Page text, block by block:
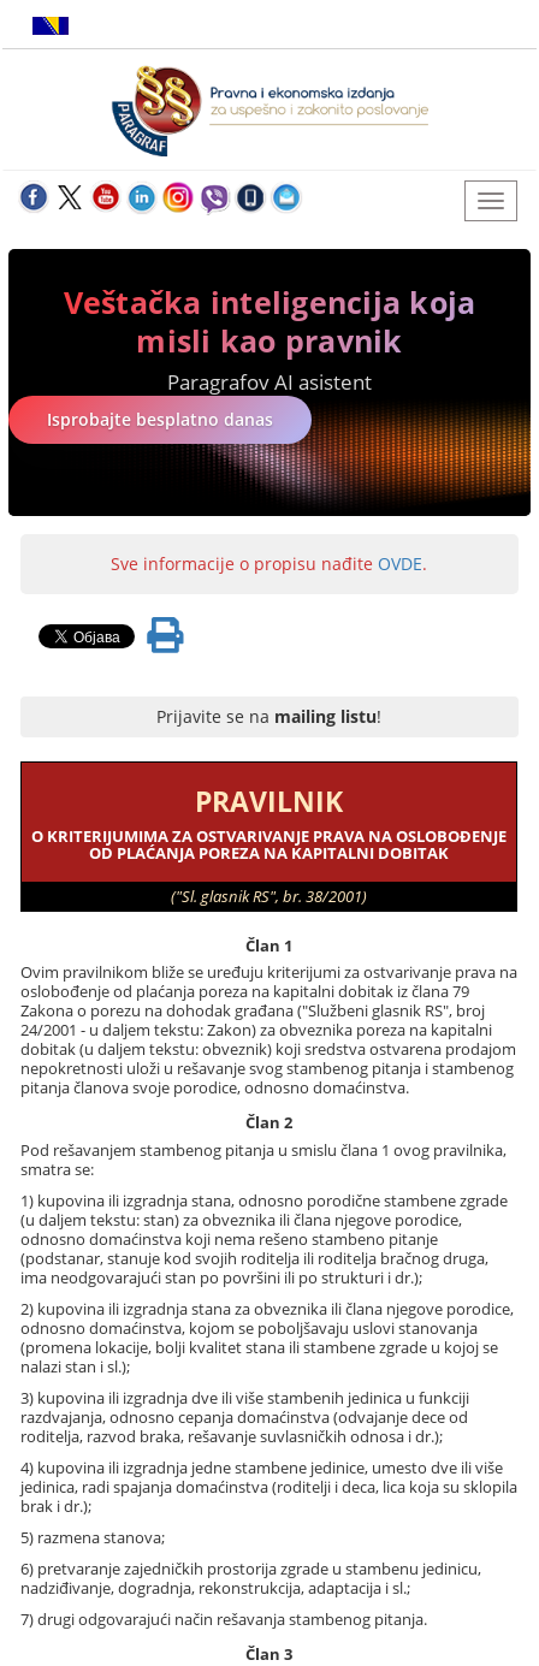
Veštačka inteligencija koja
misli kao pravnik
Paragrafov AI asistent
Isprobajte besplatno danas
Sve informacije o propisu nađite OVDE.
Prijavite se na mailing listu!
PRAVILNIK
O KRITERIJUMIMA ZA OSTVARIVANJE PRAVA NA OSLOBOĐENJE
OD PLAĆANJA POREZA NA KAPITALNI DOBITAK
("Sl. glasnik RS", br. 38/2001)
Član 1
Ovim pravilnikom bliže se uređuju kriterijumi za ostvarivanje prava na
oslobođenje od plaćanja poreza na kapitalni dobitak iz člana 79
Zakona o porezu na dohodak građana ("Službeni glasnik RS", broj
24/2001 - u daljem tekstu: Zakon) za obveznika poreza na kapitalni
dobitak (u daljem tekstu: obveznik) koji sredstva ostvarena prodajom
nepokretnosti uloži u rešavanje svog stambenog pitanja i stambenog
pitanja članova svoje porodice, odnosno domaćinstva.
Član 2
Pod rešavanjem stambenog pitanja u smislu člana 1 ovog pravilnika,
smatra se:
1) kupovina ili izgradnja stana, odnosno porodične stambene zgrade
(u daljem tekstu: stan) za obveznika ili člana njegove porodice,
odnosno domaćinstva koji nema rešeno stambeno pitanje
(podstanar, stanuje kod svojih roditelja ili roditelja bračnog druga,
ima neodgovarajući stan po površini ili po strukturi i dr.);
2) kupovina ili izgradnja stana za obveznika ili člana njegove porodice,
odnosno domaćinstva, kojom se poboljšavaju uslovi stanovanja
(promena lokacije, bolji kvalitet stana ili stambene zgrade u kojoj se
nalazi stan i sl.);
3) kupovina ili izgradnja dve ili više stambenih jedinica u funkciji
razdvajanja, odnosno cepanja domaćinstva (odvajanje dece od
roditelja, razvod braka, rešavanje suvlasničkih odnosa i dr.);
4) kupovina ili izgradnja jedne stambene jedinice, umesto dve ili više
jedinica, radi spajanja domaćinstva (roditelji i deca, lica koja su sklopila
brak i dr.);
5) razmena stanova;
6) pretvaranje zajedničkih prostorija zgrade u stambenu jedinicu,
nadziđivanje, dogradnja, rekonstrukcija, adaptacija i sl.;
7) drugi odgovarajući način rešavanja stambenog pitanja.
Član 3